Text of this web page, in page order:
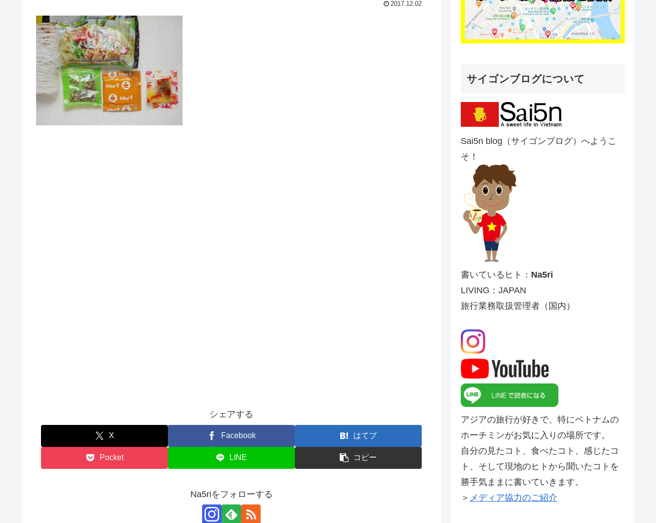
2017.12.02
シェアする
X Facebook はてブ
Pocket LINE コピー
Na5riをフォローする
サイゴンブログについて
Sai5n blog（サイゴンブログ）へようこ
そ！
書いているヒト： Na5ri
LIVING：JAPAN
旅行業務取扱管理者（国内）
アジアの旅行が好きで、特にベトナムの
ホーチミンがお気に入りの場所です。
自分の見たコト、食べたコト、感じたコ
ト、そして現地のヒトから聞いたコトを
勝手気ままに書いていきます。
＞ メディア協力のご紹介